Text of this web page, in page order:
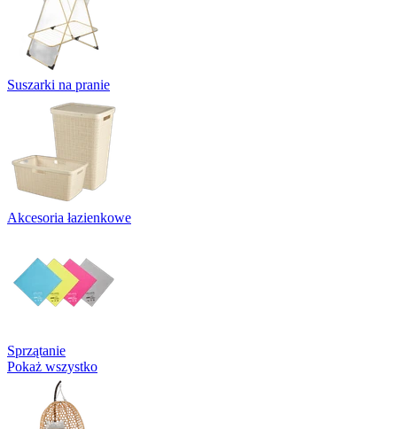
Suszarki na pranie
Akcesoria łazienkowe
Sprzątanie
Pokaż wszystko